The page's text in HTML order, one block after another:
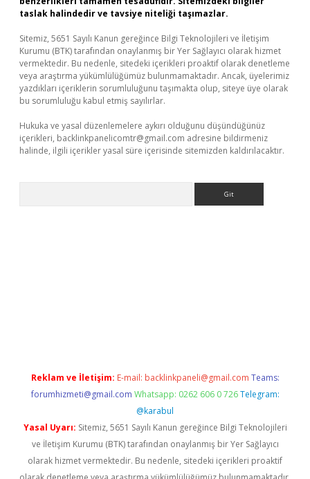
taslak halindedir ve tavsiye niteliği taşımazlar.
Sitemiz, 5651 Sayılı Kanun gereğince Bilgi Teknolojileri ve İletişim
Kurumu (BTK) tarafından onaylanmış bir Yer Sağlayıcı olarak hizmet
vermektedir. Bu nedenle, sitedeki içerikleri proaktif olarak denetleme
veya araştırma yükümlülüğümüz bulunmamaktadır. Ancak, üyelerimiz
yazdıkları içeriklerin sorumluluğunu taşımakta olup, siteye üye olarak
bu sorumluluğu kabul etmiş sayılırlar.
Hukuka ve yasal düzenlemelere aykırı olduğunu düşündüğünüz
içerikleri, backlinkpanelicomtr@gmail.com adresine bildirmeniz
halinde, ilgili içerikler yasal süre içerisinde sitemizden kaldırılacaktır.
Reklam ve İletişim: E-mail: backlinkpaneli@gmail.com Teams:
forumhizmeti@gmail.com Whatsapp: 0262 606 0 726 Telegram:
@karabul
Yasal Uyarı: Sitemiz, 5651 Sayılı Kanun gereğince Bilgi Teknolojileri
ve İletişim Kurumu (BTK) tarafından onaylanmış bir Yer Sağlayıcı
olarak hizmet vermektedir. Bu nedenle, sitedeki içerikleri proaktif